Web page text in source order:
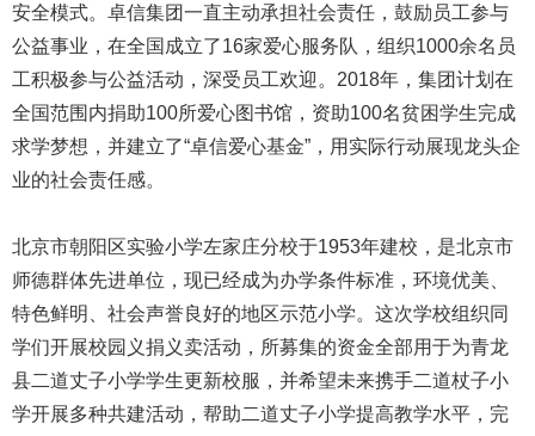
安全模式。卓信集团一直主动承担社会责任，鼓励员工参与
公益事业，在全国成立了16家爱心服务队，组织1000余名员
工积极参与公益活动，深受员工欢迎。2018年，集团计划在
全国范围内捐助100所爱心图书馆，资助100名贫困学生完成
求学梦想，并建立了“卓信爱心基金”，用实际行动展现龙头企
业的社会责任感。
北京市朝阳区实验小学左家庄分校于1953年建校，是北京市
师德群体先进单位，现已经成为办学条件标准，环境优美、
特色鲜明、社会声誉良好的地区示范小学。这次学校组织同
学们开展校园义捐义卖活动，所募集的资金全部用于为青龙
县二道丈子小学学生更新校服，并希望未来携手二道杖子小
学开展多种共建活动，帮助二道丈子小学提高教学水平，完